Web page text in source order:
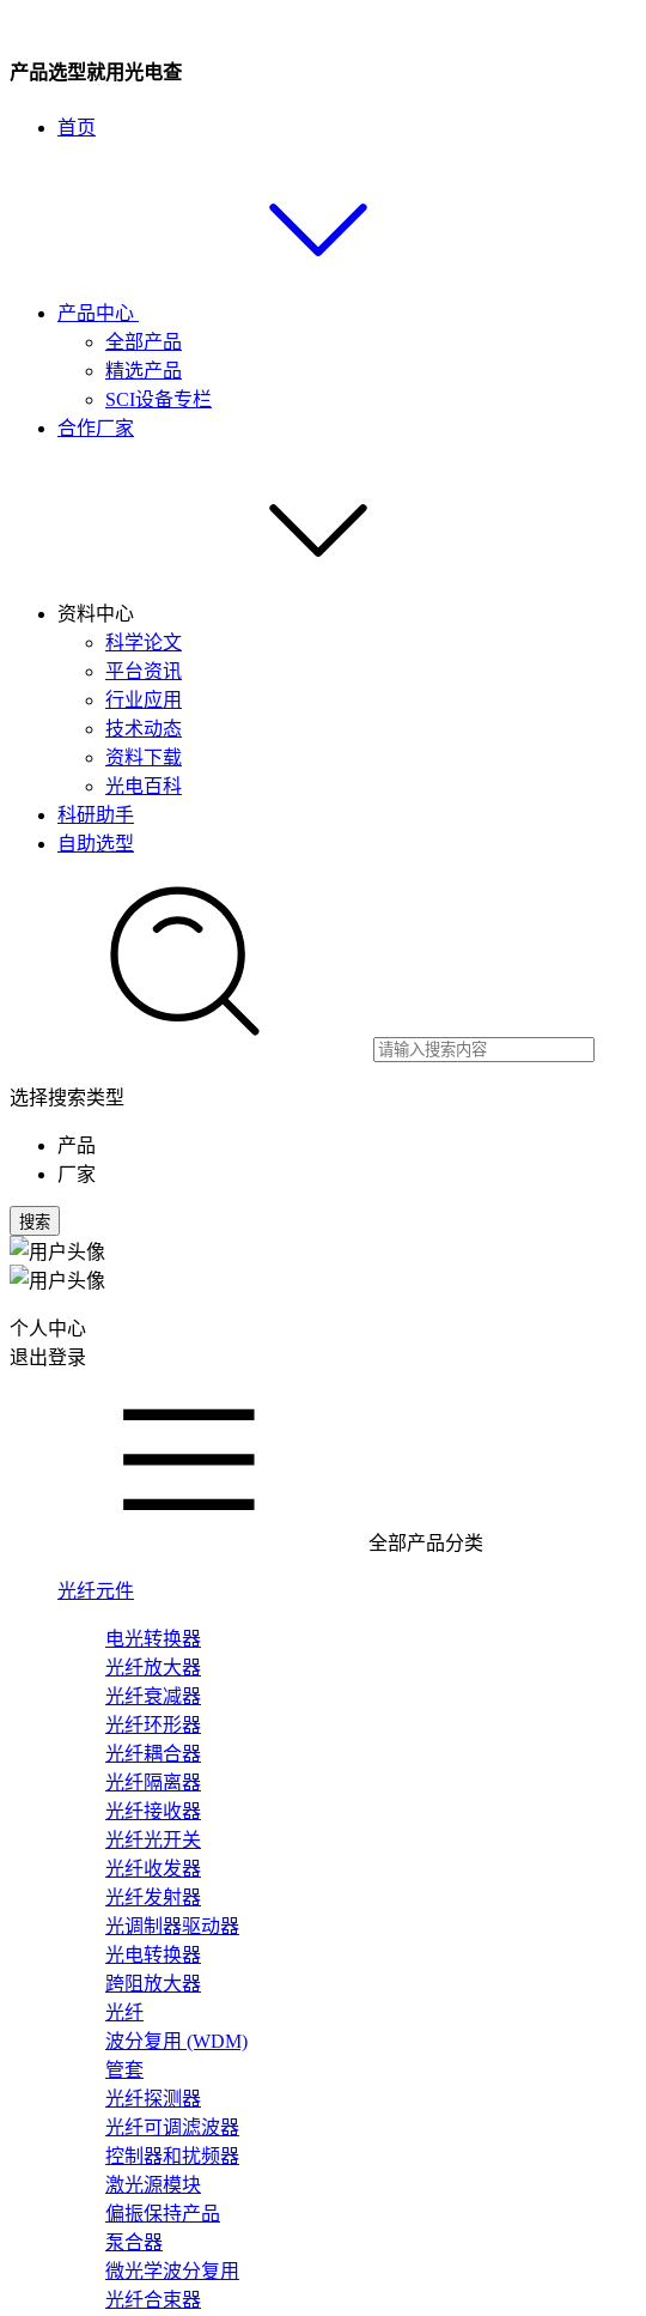
产品选型就用光电查
首页
产品中心
全部产品
精选产品
SCI设备专栏
合作厂家
资料中心
科学论文
平台资讯
行业应用
技术动态
资料下载
光电百科
科研助手
自助选型
选择搜索类型
产品
厂家
搜索
个人中心
退出登录
全部产品分类
光纤元件
电光转换器
光纤放大器
光纤衰减器
光纤环形器
光纤耦合器
光纤隔离器
光纤接收器
光纤光开关
光纤收发器
光纤发射器
光调制器驱动器
光电转换器
跨阻放大器
光纤
波分复用 (WDM)
管套
光纤探测器
光纤可调滤波器
控制器和扰频器
激光源模块
偏振保持产品
泵合器
微光学波分复用
光纤合束器